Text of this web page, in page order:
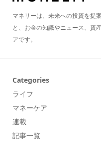
マネリーは、未来への投資を提
と、お金の知識やニュース、資
アです。
Categories
ライフ
マネーケア
連載
記事一覧